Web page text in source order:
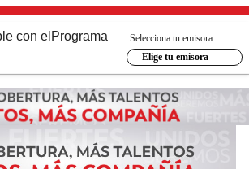
con el Programa
Selecciona tu emisora
Elige tu emisora